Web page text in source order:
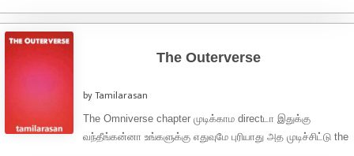
அவரவர் தங்களின் இரவு ...
The Outerverse
by Tamilarasan
The Omniverse chapter முடிக்காம directடா இதுக்கு
வந்தீங்கன்னா உங்களுக்கு எதுவுமே புரியாது அத முடிச்சிட்டு the